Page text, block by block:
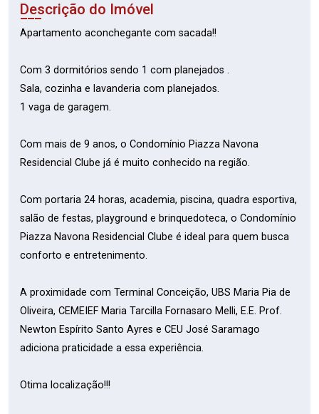
Descrição do Imóvel
Apartamento aconchegante com sacada!!
Com 3 dormitórios sendo 1 com planejados .
Sala, cozinha e lavanderia com planejados.
1 vaga de garagem.
Com mais de 9 anos, o Condomínio Piazza Navona
Residencial Clube já é muito conhecido na região.
Com portaria 24 horas, academia, piscina, quadra esportiva,
salão de festas, playground e brinquedoteca, o Condomínio
Piazza Navona Residencial Clube é ideal para quem busca
conforto e entretenimento.
A proximidade com Terminal Conceição, UBS Maria Pia de
Oliveira, CEMEIEF Maria Tarcilla Fornasaro Melli, E.E. Prof.
Newton Espírito Santo Ayres e CEU José Saramago
adiciona praticidade a essa experiência.
Otima localização!!!